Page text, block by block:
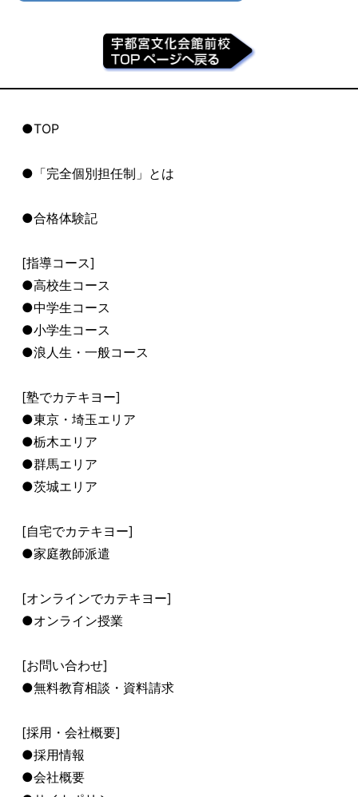
●TOP
●「完全個別担任制」とは
●合格体験記
[指導コース]
●高校生コース
●中学生コース
●小学生コース
●浪人生・一般コース
[塾でカテキヨー]
●東京・埼玉エリア
●栃木エリア
●群馬エリア
●茨城エリア
[自宅でカテキヨー]
●家庭教師派遣
[オンラインでカテキヨー]
●オンライン授業
[お問い合わせ]
●無料教育相談・資料請求
[採用・会社概要]
●採用情報
●会社概要